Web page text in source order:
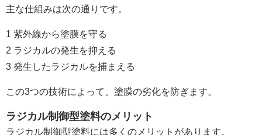
主な仕組みは次の通りです。
1 紫外線から塗膜を守る
2 ラジカルの発生を抑える
3 発生したラジカルを捕まえる
この3つの技術によって、塗膜の劣化を防ぎます。
ラジカル制御型塗料のメリット
ラジカル制御型塗料には多くのメリットがあります。